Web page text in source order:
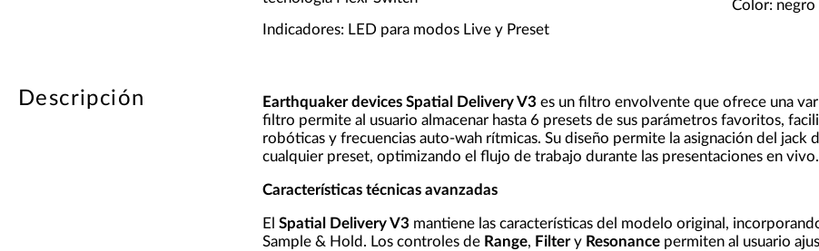
Indicadores: LED para modos Live y Preset
Color: negro
Descripción Earthquaker devices Spatial Delivery V3 es un filtro envolvente que ofrece una
filtro permite al usuario almacenar hasta 6 presets de sus parámetros favoritos,
robóticas y frecuencias auto-wah rítmicas. Su diseño permite la asignación del
cualquier preset, optimizando el flujo de trabajo durante las presentaciones en vivo.
Características técnicas avanzadas
El Spatial Delivery V3 mantiene las características del modelo original,
Sample & Hold. Los controles de Range, Filtery Resonancepermiten al usuario